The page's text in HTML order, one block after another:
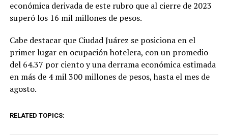
económica derivada de este rubro que al cierre de 2023
superó los 16 mil millones de pesos.
Cabe destacar que Ciudad Juárez se posiciona en el
primer lugar en ocupación hotelera, con un promedio
del 64.37 por ciento y una derrama económica estimada
en más de 4 mil 300 millones de pesos, hasta el mes de
agosto.
RELATED TOPICS: